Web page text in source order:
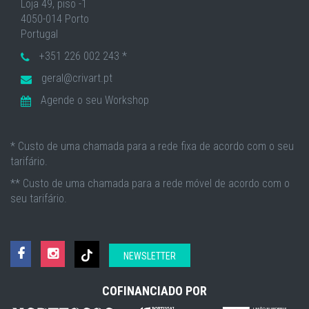
Loja 49, piso -1
4050-014 Porto
Portugal
+351 226 002 243 *
geral@crivart.pt
Agende o seu Workshop
* Custo de uma chamada para a rede fixa de acordo com o seu
tarifário.
** Custo de uma chamada para a rede móvel de acordo com o
seu tarifário.
NEWSLETTER
COFINANCIADO POR